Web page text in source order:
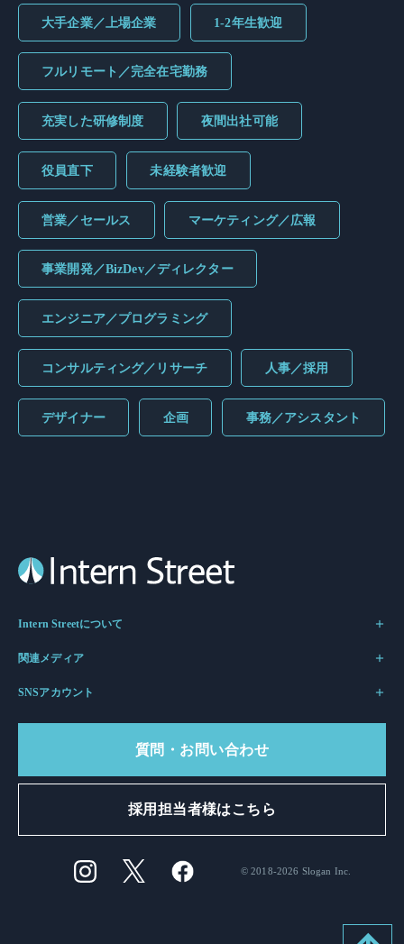
大手企業／上場企業 1-2年生歓迎
フルリモート／完全在宅勤務
充実した研修制度 夜間出社可能
役員直下 未経験者歓迎
営業／セールス マーケティング／広報
事業開発／BizDev／ディレクター
エンジニア／プログラミング
コンサルティング／リサーチ 人事／採用
デザイナー 企画 事務／アシスタント
Intern Streetについて
関連メディア
SNSアカウント
質問・お問い合わせ
採用担当者様はこちら
© 2018-2026 Slogan Inc.